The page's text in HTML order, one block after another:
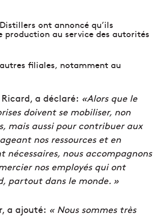
ont annoncé qu’ils
au service des autorités
filiales, notamment au
a déclaré: «Alors que le
doivent se mobiliser, non
mais aussi pour contribuer aux
nos ressources et en
nous accompagnons
nos employés qui ont
partout dans le monde. »
a ajouté: « Nous sommes très